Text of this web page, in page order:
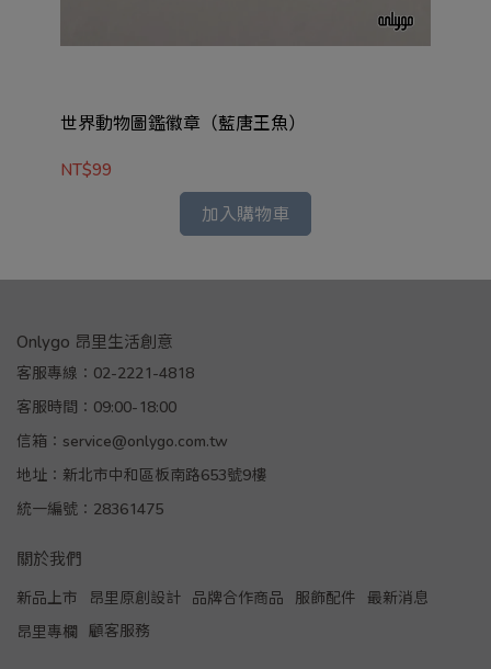
世界動物圖鑑徽章（藍唐王魚）
NT$99
加入購物車
Onlygo 昂里生活創意
客服專線：02-2221-4818
客服時間：09:00-18:00
信箱：service@onlygo.com.tw
地址：新北市中和區板南路653號9樓
統一編號：28361475
關於我們
新品上市 昂里原創設計 品牌合作商品 服飾配件
最新消息
昂里專欄
顧客服務